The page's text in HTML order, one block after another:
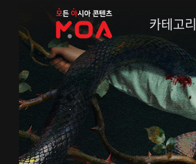
MOA
카테고리